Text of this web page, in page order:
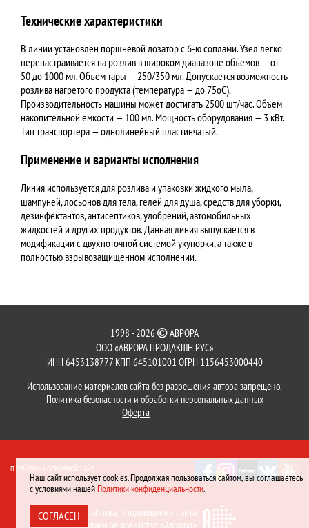
Технические характеристики
В линии установлен поршневой дозатор с 6-ю соплами. Узел легко
перенастраивается на розлив в широком диапазоне объемов — от
50 до 1000 мл. Объем тары — 250/350 мл. Допускается возможность
розлива нагретого продукта (температура — до 75оС).
Производительность машины может достигать 2500 шт/час. Объем
накопительной емкости — 100 мл. Мощность оборудования — 3 кВт.
Тип транспортера — однолинейный пластинчатый.
Применение и варианты исполнения
Линия используется для розлива и упаковки жидкого мыла,
шампуней, лосьонов для тела, гелей для душа, средств для уборки,
дезинфектантов, антисептиков, удобрений, автомобильных
жидкостей и других продуктов. Данная линия выпускается в
модификации с двухпоточной системой укупорки, а также в
полностью взрывозащищенном исполнении.
1998 - 2026
АВРОРА
ООО «АВРОРА ПРОДАКШН РУС»
ИНН 6453138777 КПП 645101001 ОГРН 1156453000440
Использование материалов сайта без разрешения автора запрещено.
Политика безопасности и обработки персональных данных
Оферта
ПЕРЕЙТИ НА ОСНОВНОЙ САЙТ
Разработка, продвижение сайта
рекламное агентство «Аврора»
Наш сайт использует cookies. Продолжая пользоваться сайтом, вы соглашаетесь
с условиями нашей Политики конфиденциальности.
СОГЛАСЕН